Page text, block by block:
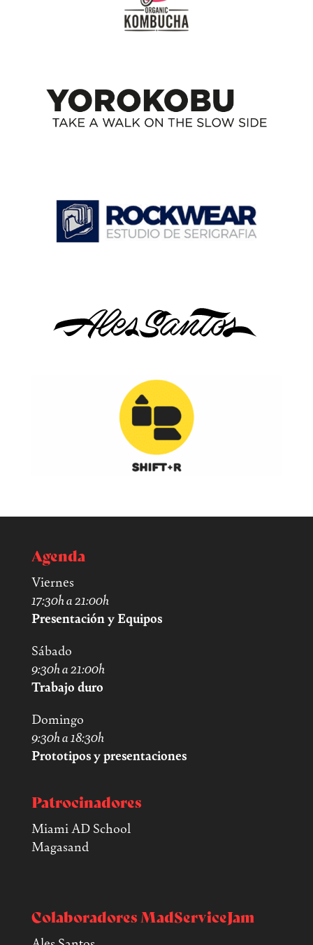
Agenda
Viernes
17:30h a 21:00h
Presentación y Equipos
Sábado
9:30h a 21:00h
Trabajo duro
Domingo
9:30h a 18:30h
Prototipos y presentaciones
Patrocinadores
Miami AD School
Magasand
Colaboradores MadServiceJam